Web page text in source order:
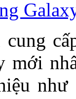
mới